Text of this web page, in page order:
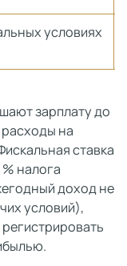
условиях
зарплату до
на
ставка
налога
доход не
условий),